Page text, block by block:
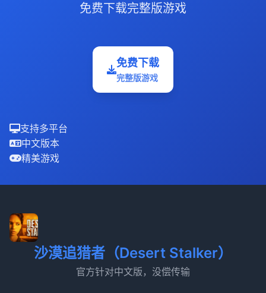
免费下载完整版游戏
免费下载
完整版游戏
支持多平台
中文版本
精美游戏
沙漠追猎者（Desert Stalker）
官方针对中文版，没偿传输